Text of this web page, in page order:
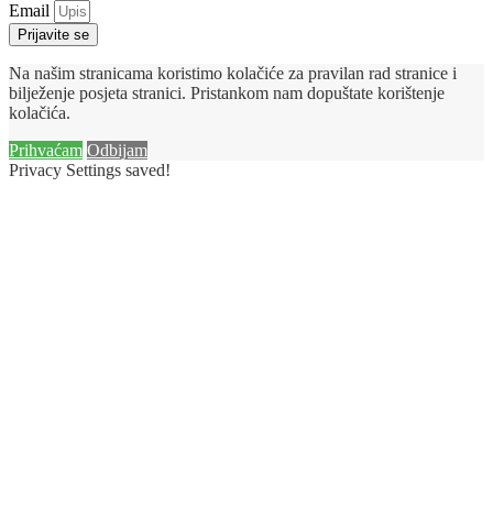
Email
Prijavite se
Na našim stranicama koristimo kolačiće za pravilan rad stranice i
bilježenje posjeta stranici. Pristankom nam dopuštate korištenje
kolačića.
Prihvaćam Odbijam
Privacy Settings saved!